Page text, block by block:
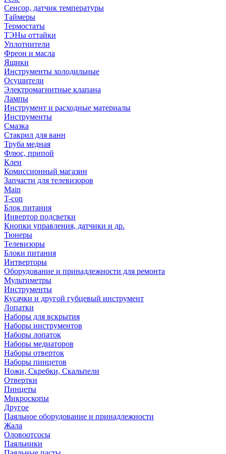
Сенсор, датчик температуры
Таймеры
Термостаты
ТЭНы оттайки
Уплотнители
Фреон и масла
Ящики
Инструменты холодильные
Осушители
Электромагнитные клапана
Лампы
Инструмент и расходные материалы
Инструменты
Смазка
Стакрил для ванн
Труба медная
Флюс, припой
Клеи
Комиссионный магазин
Запчасти для телевизоров
Main
T-con
Блок питания
Инвертор подсветки
Кнопки управления, датчики и др.
Тюнеры
Телевизоры
Блоки питания
Интверторы
Оборудование и принадлежности для ремонта
Мультиметры
Инструменты
Кусачки и другой губцевый инструмент
Лопатки
Наборы для вскрытия
Наборы инструментов
Наборы лопаток
Наборы медиаторов
Наборы отверток
Наборы пинцетов
Ножи, Скребки, Скальпели
Отвертки
Пинцеты
Микроскопы
Другое
Паяльное оборудование и принадлежности
Жала
Оловоотсосы
Паяльники